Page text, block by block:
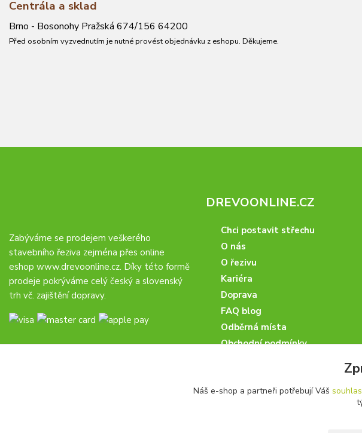
Centrála a sklad
Brno - Bosonohy Pražská 674/156 64200
Před osobním vyzvednutím je nutné provést objednávku z eshopu. Děkujeme.
Zabýváme se prodejem veškerého
stavebního řeziva zejména přes online
eshop www.drevoonline.cz. Díky této formě
prodeje pokrýváme celý český a slovenský
trh vč. zajištění dopravy.
DREVOONLINE.CZ
Chci postavit střechu
O nás
O řezivu
Kariéra
Doprava
FAQ blog
Odběrná místa
Obchodní podmínky
Veřejné zákazky
Náš e-shop a partneři potřebují Váš souhlas